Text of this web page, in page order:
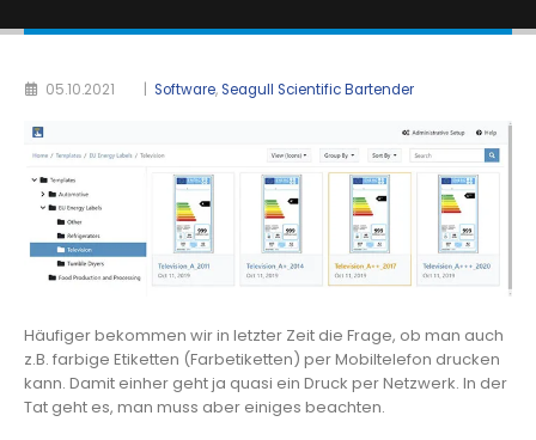
05.10.2021 Software,Seagull Scientific Bartender
Häufiger bekommen wir in letzter Zeit die Frage, ob man auch
z.B. farbige Etiketten (Farbetiketten) per Mobiltelefon drucken
kann. Damit einher geht ja quasi ein Druck per Netzwerk. In der
Tat geht es, man muss aber einiges beachten.